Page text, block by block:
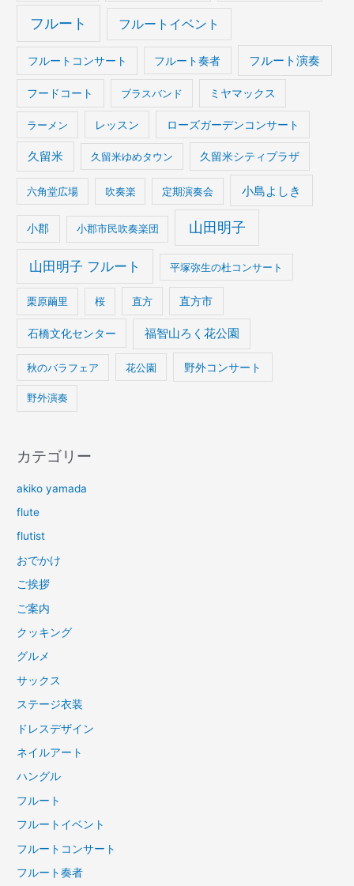
フルート フルートイベント
フルートコンサート フルート奏者 フルート演奏
フードコート ブラスバンド ミヤマックス
ラーメン レッスン ローズガーデンコンサート
久留米 久留米ゆめタウン 久留米シティプラザ
六角堂広場 吹奏楽 定期演奏会 小島よしき
小郡 小郡市民吹奏楽団 山田明子
山田明子 フルート 平塚弥生の杜コンサート
栗原繭里 桜 直方 直方市
石橋文化センター 福智山ろく花公園
秋のバラフェア 花公園 野外コンサート
野外演奏
カテゴリー
akiko yamada
flute
flutist
おでかけ
ご挨拶
ご案内
クッキング
グルメ
サックス
ステージ衣装
ドレスデザイン
ネイルアート
ハングル
フルート
フルートイベント
フルートコンサート
フルート奏者